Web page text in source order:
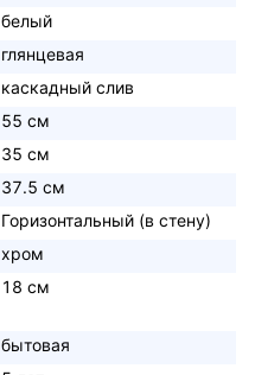
белый
глянцевая
каскадный слив
55 см
35 см
37.5 см
Горизонтальный (в стену)
хром
18 см
бытовая